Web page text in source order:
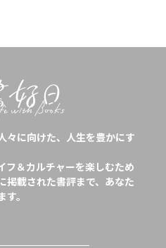
々に向けた、人生を豊かにす
フ＆カルチャーを楽しむため
掲載された書評まで、あなた
。